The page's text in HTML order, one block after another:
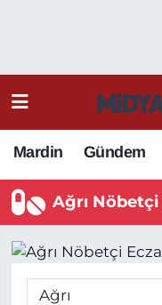
Mardin Gündem
Ağrı